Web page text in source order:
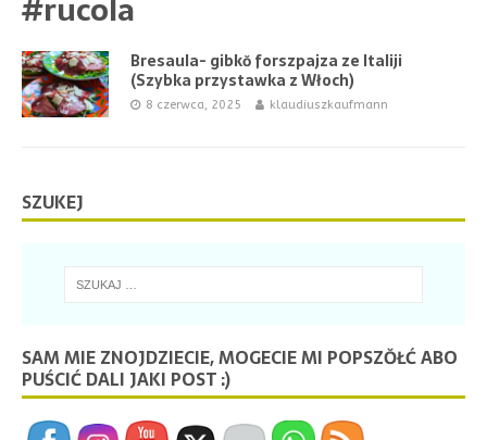
#rucola
Bresaula- gibkŏ forszpajza ze Italiji
(Szybka przystawka z Włoch)
8 czerwca, 2025 klaudiuszkaufmann
SZUKEJ
SAM MIE ZNOJDZIECIE, MOGECIE MI POPSZŎŁĆ ABO
PUŚCIĆ DALI JAKI POST :)